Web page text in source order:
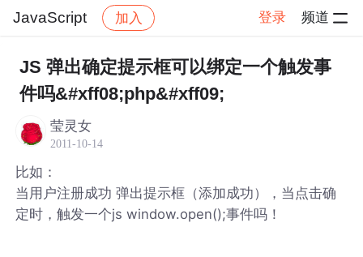
JavaScript 加入 登录 频道
社区 JavaScript 帖子详情
JS 弹出确定提示框可以绑定一个触发事
件吗&#xff08;php&#xff09;
莹灵女
2011-10-14
比如：
当用户注册成功 弹出提示框（添加成功），当点击确
定时，触发一个js window.open();事件吗！